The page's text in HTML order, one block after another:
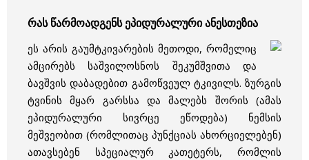
რას წარმოადგენს ეპიდურალური ანესთეზია
ეს არის გაუმტკივარების მეთოდი, რომელიც
ამცირებს საშვილოსნოს შეკუმშვითა და
ბავშვის დაბადებით გამოწვეულ ტკივილს. ზურგის
ტვინის მყარ გარსსა და მალებს შორის (ამას
ეპიდურალური სივრცე ეწოდება) ნემსის
მეშვეობით (რომლითაც პუნქციას ახორციელებენ)
ათავსებენ სპეციალურ კათეტერს, რომლის